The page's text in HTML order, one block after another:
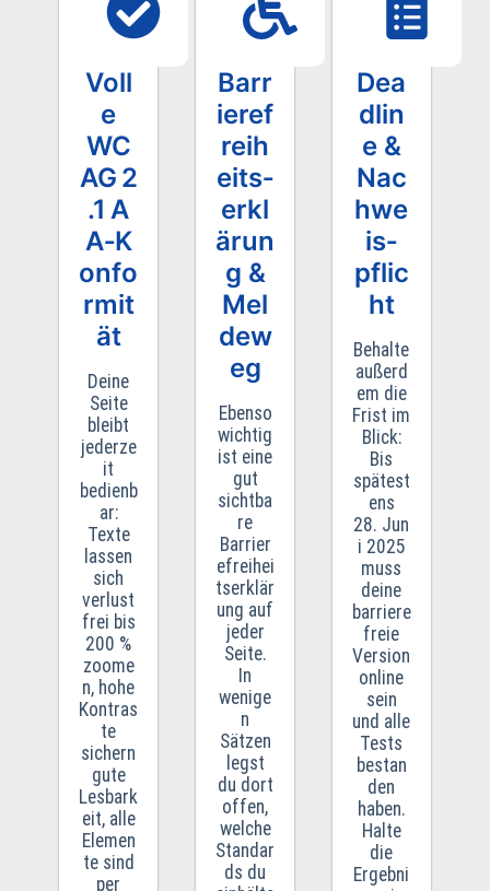
Voll
e
WC
AG 2
.1 A
A‑K
onfo
rmit
ät
Deine
Seite
bleibt
jederze
it
bedienb
ar:
Texte
lassen
sich
verlust
frei bis
200 %
zoome
n, hohe
Kontras
te
sichern
gute
Lesbark
eit, alle
Elemen
te sind
per
Barr
ieref
reih
eits­
erkl
ärun
g &
Mel
dew
eg
Ebenso
wichtig
ist eine
gut
sichtba
re
Barrier
efreihei
tserklär
ung auf
jeder
Seite.
In
wenige
n
Sätzen
legst
du dort
offen,
welche
Standar
ds du
Dea
dlin
e &
Nac
hwe
is­
pflic
ht
Behalte
außerd
em die
Frist im
Blick:
Bis
spätest
ens
28. Jun
i 2025
muss
deine
barriere
freie
Version
online
sein
und alle
Tests
bestan
den
haben.
Halte
die
Ergebni